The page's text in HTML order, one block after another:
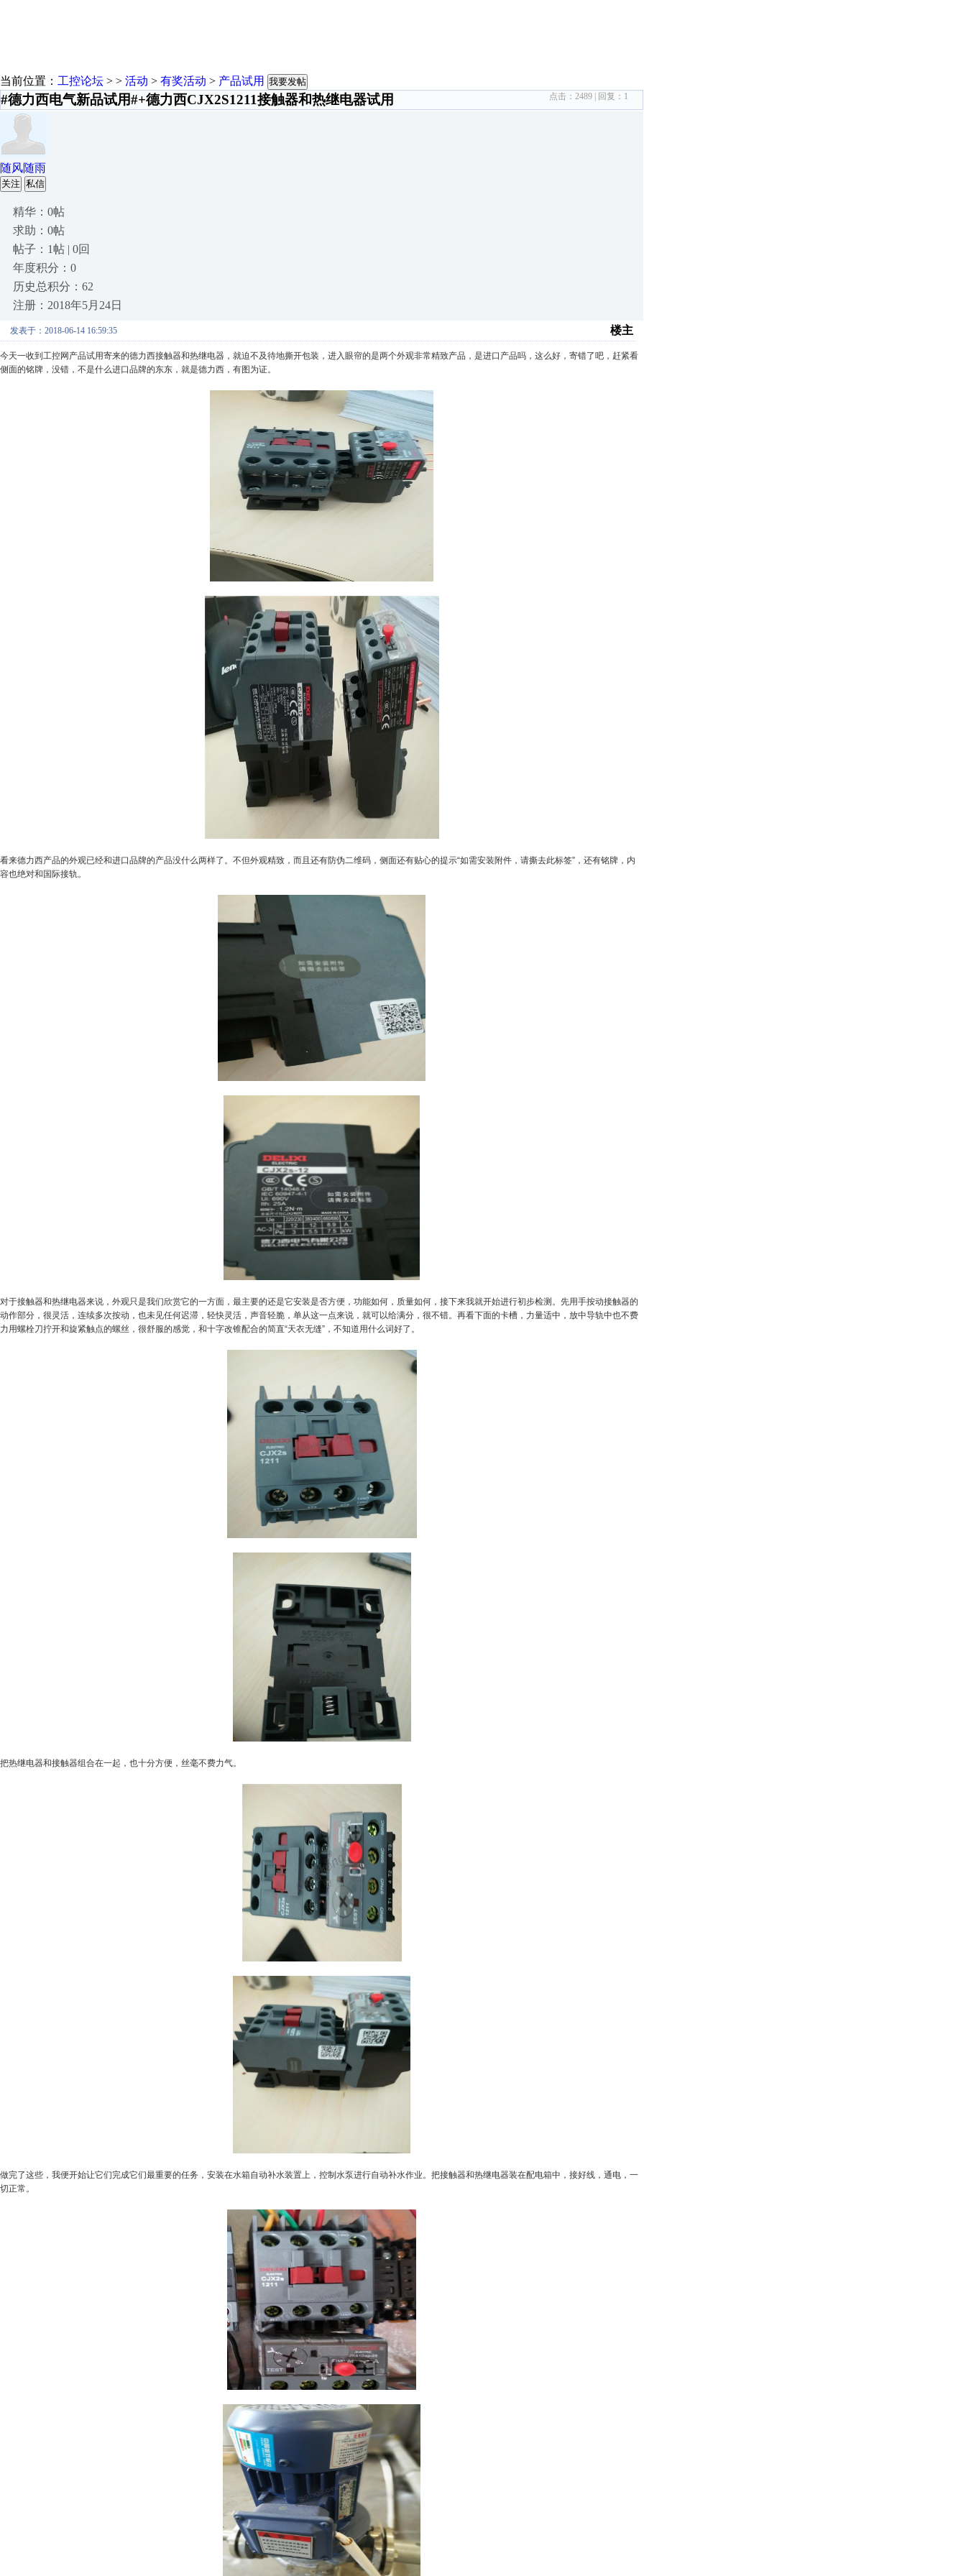
当前位置： 工控论坛 > > 活动 > 有奖活动 > 产品试用 我要发帖
#德力西电气新品试用#+德力西CJX2S1211接触器和热继电器试用 点击： 2489 | 回复： 1
随风随雨
关注 私信
精华：0帖
求助：0帖
帖子：1帖 | 0回
年度积分：0
历史总积分：62
注册：2018年5月24日
发表于：2018-06-14 16:59:35 楼主
今天一收到工控网产品试用寄来的德力西接触器和热继电器，就迫不及待地撕开包装，进入眼帘的是两个外观非常精致产品，是进口产品吗，这么好，寄错了吧，赶紧看
侧面的铭牌，没错，不是什么进口品牌的东东，就是德力西，有图为证。
看来德力西产品的外观已经和进口品牌的产品没什么两样了。不但外观精致，而且还有防伪二维码，侧面还有贴心的提示“如需安装附件，请撕去此标签” ，还有铭牌，内
容也绝对和国际接轨。
对于接触器和热继电器来说，外观只是我们欣赏它的一方面，最主要的还是它安装是否方便，功能如何，质量如何，接下来我就开始进行初步检测。先用手按动接触器的
动作部分，很灵活，连续多次按动，也未见任何迟滞，轻快灵活，声音轻脆，单从这一点来说，就可以给满分，很不错。再看下面的卡槽，力量适中，放中导轨中也不费
力用螺栓刀拧开和旋紧触点的螺丝，很舒服的感觉，和十字改锥配合的简直“天衣无缝” ，不知道用什么词好了。
把热继电器和接触器组合在一起，也十分方便，丝毫不费力气。
做完了这些，我便开始让它们完成它们最重要的任务，安装在水箱自动补水装置上，控制水泵进行自动补水作业。把接触器和热继电器装在配电箱中，接好线，通电，一
切正常。